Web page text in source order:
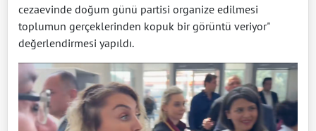
cezaevinde doğum günü partisi organize edilmesi
toplumun gerçeklerinden kopuk bir görüntü veriyor"
değerlendirmesi yapıldı.